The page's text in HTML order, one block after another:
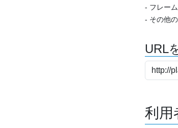
- フレー
- その他
URL
利用